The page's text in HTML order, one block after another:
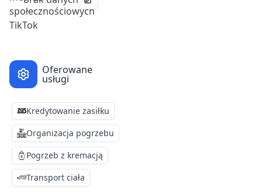
Oferowane
usługi
Kredytowanie zasiłku
Organizacja pogrzebu
Pogrzeb z kremacją
Transport ciała